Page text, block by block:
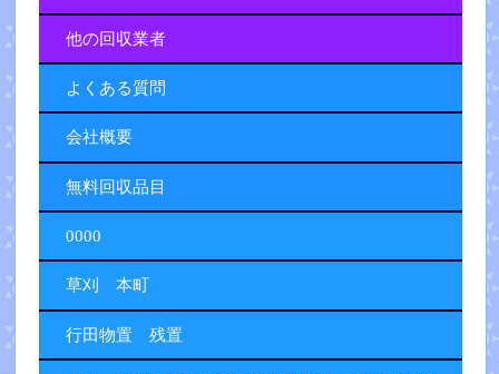
他の回収業者
よくある質問
会社概要
無料回収品目
0000
草刈 本町
行田物置 残置